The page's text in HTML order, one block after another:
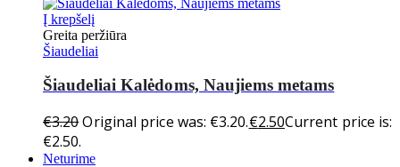
Į krepšelį
Greita peržiūra
Šiaudeliai
Šiaudeliai Kalėdoms, Naujiems metams
€3.20Original price was: €3.20.€2.50Current price is:
€2.50.
Neturime